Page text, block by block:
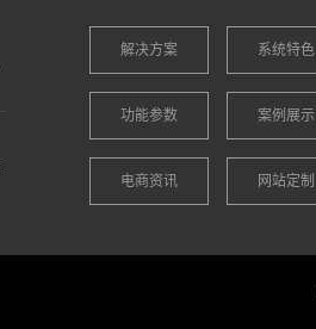
解决方案 系统特色
功能参数 案例展示
电商资讯 网站定制